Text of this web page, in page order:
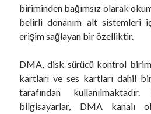
biriminden bağımsız olarak
belirli donanım alt sistemleri
erişim sağlayan bir özelliktir.
DMA, disk sürücü kontrol
kartları ve ses kartları dahil
tarafından
bilgisayarlar, DMA kanalı